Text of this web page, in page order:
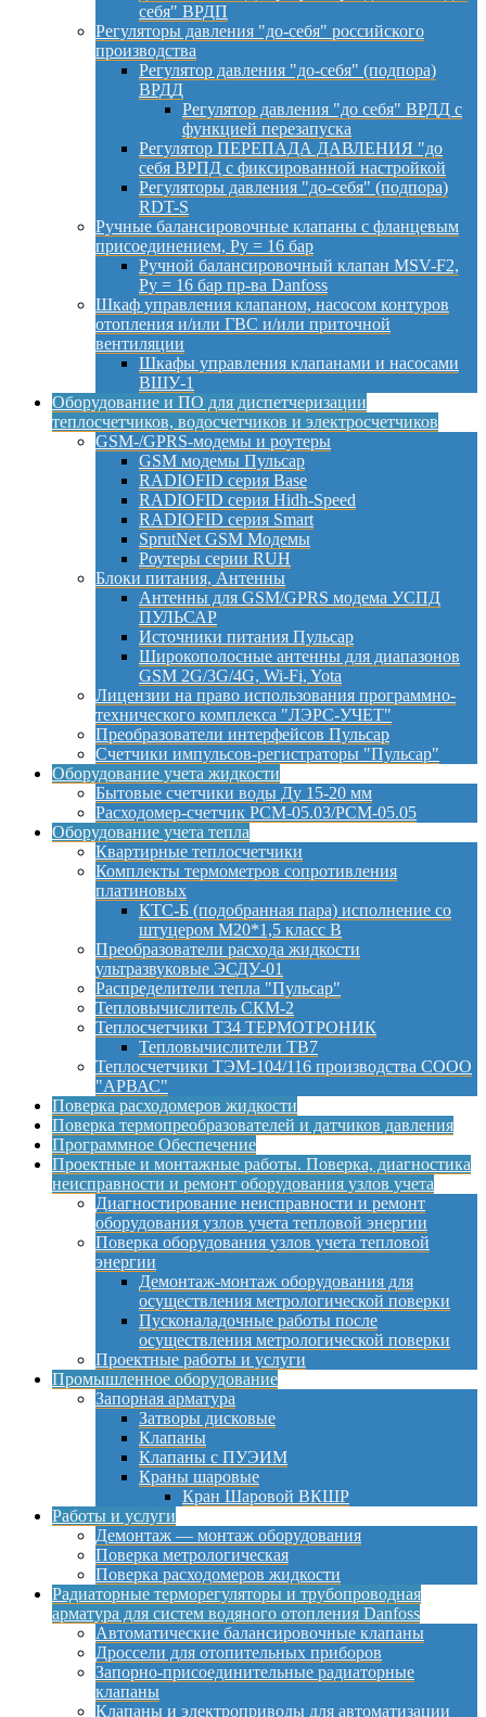
себя" ВРДП
Регуляторы давления "до-себя" российского
производства
Регулятор давления "до-себя" (подпора)
ВРДД
Регулятор давления "до себя" ВРДД с
функцией перезапуска
Регулятор ПЕРЕПАДА ДАВЛЕНИЯ "до
себя ВРПД с фиксированной настройкой
Регуляторы давления "до-себя" (подпора)
RDT-S
Ручные балансировочные клапаны с фланцевым
присоединением, Py = 16 бар
Ручной балансировочный клапан MSV-F2,
Py = 16 бар пр-ва Danfoss
Шкаф управления клапаном, насосом контуров
отопления и/или ГВС и/или приточной
вентиляции
Шкафы управления клапанами и насосами
ВШУ-1
Оборудование и ПО для диспетчеризации
теплосчетчиков, водосчетчиков и электросчетчиков
GSM-/GPRS-модемы и роутеры
GSM модемы Пульсар
RADIOFID серия Base
RADIOFID серия Hidh-Speed
RADIOFID серия Smart
SprutNet GSM Модемы
Роутеры серии RUH
Блоки питания, Антенны
Антенны для GSM/GPRS модема УСПД
ПУЛЬСАР
Источники питания Пульсар
Широкополосные антенны для диапазонов
GSM 2G/3G/4G, Wi-Fi, Yota
Лицензии на право использования программно-
технического комплекса "ЛЭРС-УЧЕТ"
Преобразователи интерфейсов Пульсар
Счетчики импульсов-регистраторы "Пульсар"
Оборудование учета жидкости
Бытовые счетчики воды Ду 15-20 мм
Расходомер-счетчик РСМ-05.03/РСМ-05.05
Оборудование учета тепла
Квартирные теплосчетчики
Комплекты термометров сопротивления
платиновых
КТС-Б (подобранная пара) исполнение со
штуцером М20*1,5 класс B
Преобразователи расхода жидкости
ультразвуковые ЭСДУ-01
Распределители тепла "Пульсар"
Тепловычислитель СКМ-2
Теплосчетчики Т34 ТЕРМОТРОНИК
Тепловычислители ТВ7
Теплосчетчики ТЭМ-104/116 производства СООО
"АРВАС"
Поверка расходомеров жидкости
Поверка термопреобразователей и датчиков давления
Программное Обеспечение
Проектные и монтажные работы. Поверка, диагностика
неисправности и ремонт оборудования узлов учета
Диагностирование неисправности и ремонт
оборудования узлов учета тепловой энергии
Поверка оборудования узлов учета тепловой
энергии
Демонтаж-монтаж оборудования для
осуществления метрологической поверки
Пусконаладочные работы после
осуществления метрологической поверки
Проектные работы и услуги
Промышленное оборудование
Запорная арматура
Затворы дисковые
Клапаны
Клапаны с ПУЭИМ
Краны шаровые
Кран Шаровой ВКШР
Работы и услуги
Демонтаж — монтаж оборудования
Поверка метрологическая
Поверка расходомеров жидкости
Радиаторные терморегуляторы и трубопроводная
арматура для систем водяного отопления Danfoss
Автоматические балансировочные клапаны
Дроссели для отопительных приборов
Запорно-присоединительные радиаторные
клапаны
Клапаны и электроприводы для автоматизации